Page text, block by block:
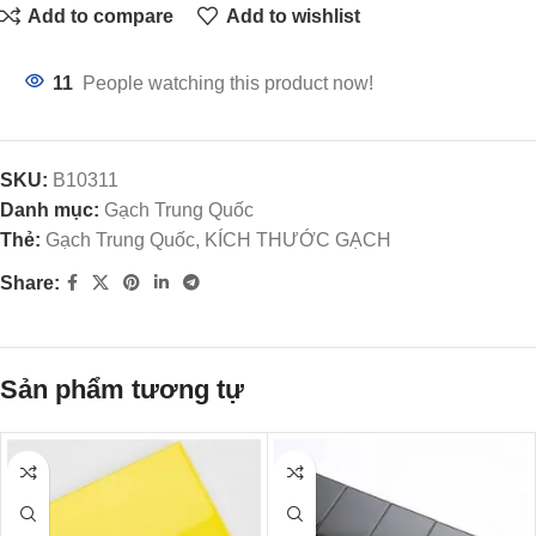
Add to compare Add to wishlist
11 People watching this product now!
SKU: B10311
Danh mục: Gạch Trung Quốc
Thẻ: Gạch Trung Quốc, KÍCH THƯỚC GẠCH
Share:
Sản phẩm tương tự